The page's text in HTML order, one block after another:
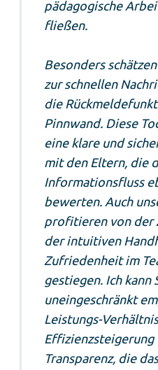
pädagogische
fließen.
Besonders
zur schnellen
die
Pinnwand. Diese
eine klare und
mit den Eltern, die
Informationsfluss
bewerten. Auch
profitieren von der
der intuitiven
Zufriedenheit im
gestiegen. Ich kann
uneingeschränkt
Leistungs-
Effizienzsteigerung
Transparenz, die